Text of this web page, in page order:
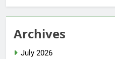
Archives
July 2026